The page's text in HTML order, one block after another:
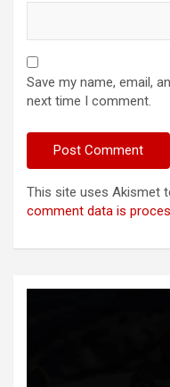
Save my name, email,
next time I comment.
This site uses Akismet
comment data is